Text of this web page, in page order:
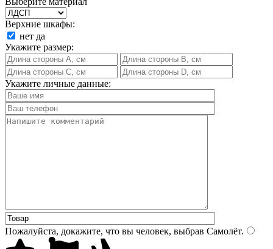
Верхние шкафы:
нет да
Укажите размер:
Укажите личные данные:
Пожалуйста, докажите, что вы человек, выбрав Самолёт.